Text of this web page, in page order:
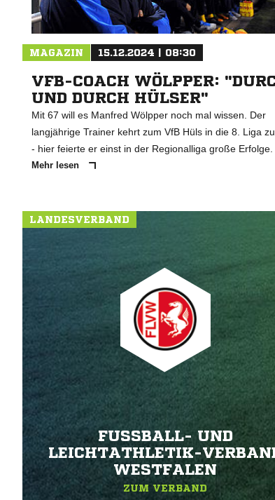
MAGAZIN 15.12.2024 | 08:30
VFB-COACH WÖLPPER:
UND DURCH HÜLSER"
Mit 67 will es Manfred Wölpper noch mal wissen. Der
langjährige Trainer kehrt zum VfB Hüls in die 8. Liga
- hier feierte er einst in der Regionalliga große Erfolge.
Mehr lesen
LANDESVERBAND
FUSSBALL- UND L
EICHTATHLETIK-VERBAND
ESTFALEN
ZUM VERBAND